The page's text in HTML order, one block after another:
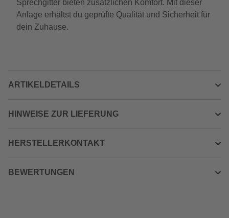
Sprechgitter bieten zusätzlichen Komfort. Mit dieser
Anlage erhältst du geprüfte Qualität und Sicherheit für
dein Zuhause.
ARTIKELDETAILS
HINWEISE ZUR LIEFERUNG
HERSTELLERKONTAKT
BEWERTUNGEN